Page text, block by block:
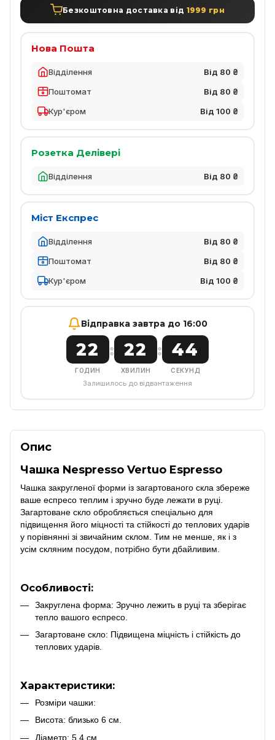
Безкоштовна доставка від 1999 грн
Нова Пошта
Відділення
Від 80 ₴
Поштомат
Від 80 ₴
Кур'єром
Від 100 ₴
Розетка Делівері
Відділення Від 80 ₴
Міст Експрес
Відділення
Від 80 ₴
Поштомат
Від 80 ₴
Кур'єром
Від 100 ₴
Відправка завтра до 16:00
22
ГОДИН
: 22
ХВИЛИН
: 43
СЕКУНД
Залишилось до відвантаження
Опис
Чашка Nespresso Vertuo Espresso
Чашка закругленої форми із загартованого скла збереже
ваше еспресо теплим і зручно буде лежати в руці.
Загартоване скло обробляється спеціально для
підвищення його міцності та стійкості до теплових ударів
у порівнянні зі звичайним склом. Тим не менше, як і з
усім скляним посудом, потрібно бути дбайливим.
Особливості:
Закруглена форма: Зручно лежить в руці та зберігає
тепло вашого еспресо.
Загартоване скло: Підвищена міцність і стійкість до
теплових ударів.
Характеристики:
Розміри чашки:
Висота: близько 6 см.
Діаметр: 5,4 см.